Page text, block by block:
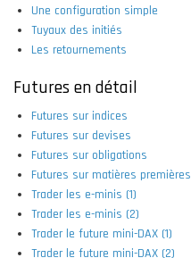
Une configuration simple
Tuyaux des initiés
Les retournements
Futures en détail
Futures sur indices
Futures sur devises
Futures sur obligations
Futures sur matières premières
Trader les e-minis (1)
Trader les e-minis (2)
Trader le future mini-DAX (1)
Trader le future mini-DAX (2)